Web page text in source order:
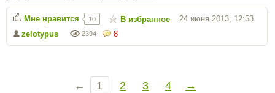
8
2394
zelotypus
24 июня 2013, 12:53
Мне нравится 10 В избранное
← 1 2 3 4 →